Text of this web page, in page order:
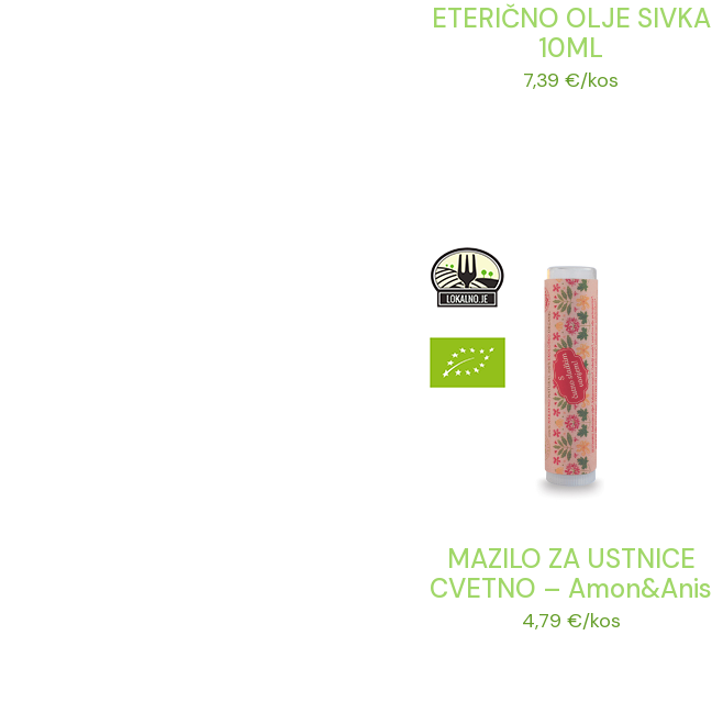
ETERIČNO OLJE SIVKA
10ML
7,39€/kos
MAZILO ZA USTNICE
CVETNO – Amon&Anis
4,79 €/kos